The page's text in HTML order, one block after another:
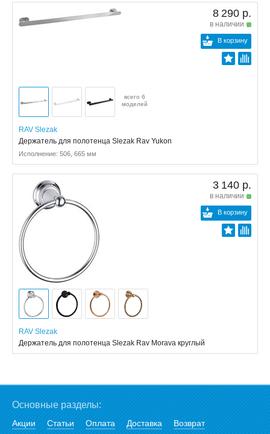
8 290 р.
в наличии
В корзину
всего 6
моделей
RAV Slezak
Держатель для полотенца Slezak Rav Yukon
Исполнение: 506, 665 мм
3 140 р.
в наличии
В корзину
RAV Slezak
Держатель для полотенца Slezak Rav Morava круглый
Основные разделы:
Акции Статьи Оплата Доставка
Возврат